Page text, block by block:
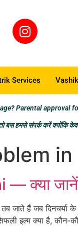
Services
Parental
बस हमसे संपर्क करें क्योंकि
in
— क्या
हैं जब दिनचर्या के
इल्म क्या है, कौन-